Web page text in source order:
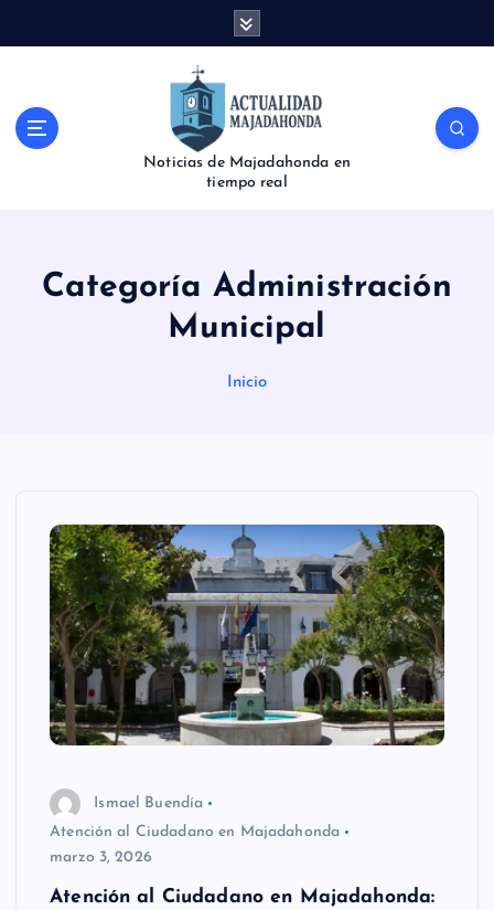
Noticias de Majadahonda en
tiempo real
Categoría Administración
Municipal
Inicio
Ismael Buendía
Atención al Ciudadano en Majadahonda
marzo 3, 2026
Atención al Ciudadano en Majadahonda: